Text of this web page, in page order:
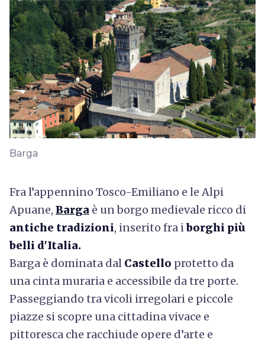
Barga
Fra l’appennino Tosco-Emiliano e le Alpi
Apuane, Barga è un borgo medievale ricco di
antiche tradizioni, inserito fra iborghi più
belli d'Italia.
Barga è dominata dal Castello protetto da
una cinta muraria e accessibile da tre porte.
Passeggiando tra vicoli irregolari e piccole
piazze si scopre una cittadina vivace e
pittoresca che racchiude opere d’arte e